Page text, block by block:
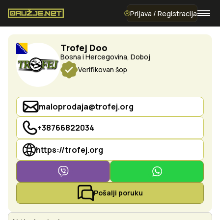
Prijava / Registracija
Trofej Doo
Bosna i Hercegovina, Doboj
Verifikovan šop
maloprodaja@trofej.org
+38766822034
https://trofej.org
Pošalji poruku